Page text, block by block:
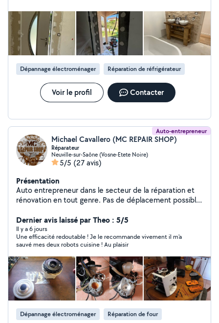
meubles en tout genre, j'aime également la photo vidéo
ainsi que l'aquariophilie Au plaisir de vous connaître
Dépannage électroménager Réparation de réfrigérateur
Voir le profil Contacter
Auto-entrepreneur
Michael Cavallero (MC REPAIR SHOP)
Réparateur
Neuville-sur-Saône (Vosne-Etete Noire)
5/5 (27 avis)
Présentation
Auto entrepreneur dans le secteur de la réparation et
rénovation en tout genre. Pas de déplacement possible
kilomètres ), l'entreprise est un centre de réparation.
Réparation et Révision de matériels thermiques et
électriques pour le jardin Préparation esthétique de
véhicules et motos Rénovation de matériels anciens et
de collections Diagnostic et Réparation d'équipements
du foyer Réparation et Révision d'outils électriques
Univers Informatique Conception et Création de
configurations sur mesure Réparation et Entretien
d'ordinateurs Optimisation et Overclocking Univers
Cycle Conception et Conversion de vélos électriques
Entretien et Révision tout cycle
Dernier avis laissé par Theo : 5/5
Il y a 6 jours
Une efficacité redoutable ! Je le recommande vivement il m'a
sauvé mes deux robots cuisine ! Au plaisir
Dépannage électroménager Réparation de four